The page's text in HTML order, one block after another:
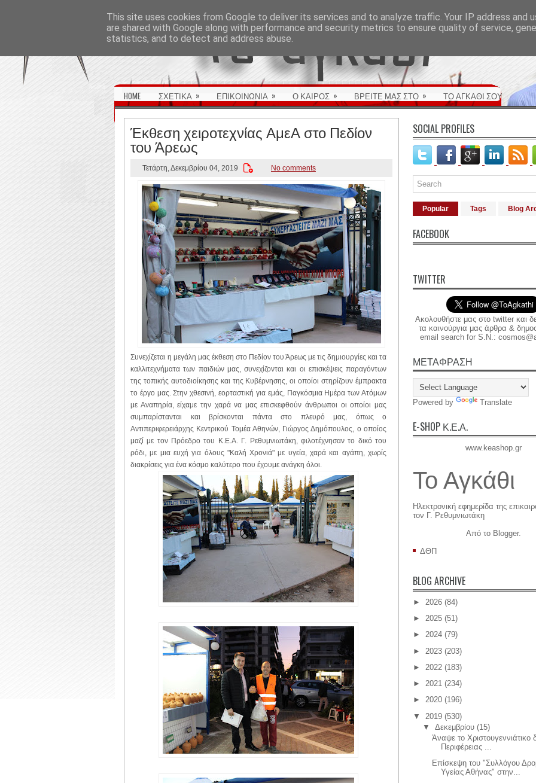
HOME ΣΧΕΤΙΚΑ » ΕΠΙΚΟΙΝΩΝΙΑ » Ο ΚΑΙΡΟΣ » ΒΡΕΙΤΕ ΜΑΣ ΣΤΟ » ΤΟ ΑΓΚΑΘΙ ΣΟΥ
Έκθεση χειροτεχνίας ΑμεΑ στο Πεδίον
του Άρεως
Τετάρτη, Δεκεμβρίου 04, 2019 No comments
Συνεχίζεται η μεγάλη μας έκθεση στο Πεδίον του Άρεως με τις δημιουργίες και τα
καλλιτεχνήματα των παιδιών μας, συνεχίζονται και οι επισκέψεις παραγόντων
της τοπικής αυτοδιοίκησης και της Κυβέρνησης, οι οποίοι στηρίζουν έμπρακτα
το έργο μας. Στην χθεσινή, εορταστική για εμάς, Παγκόσμια Ημέρα των Ατόμων
με Αναπηρία, είχαμε την χαρά να μας επισκεφθούν άνθρωποι οι οποίοι μας
συμπαρίστανται και βρίσκονται πάντα στο πλευρό μας, όπως ο
Αντιπεριφερειάρχης Κεντρικού Τομέα Αθηνών, Γιώργος Δημόπουλος, ο οποίος
μαζί με τον Πρόεδρο του Κ.Ε.Α. Γ. Ρεθυμνιωτάκη, φιλοτέχνησαν το δικό του
ρόδι, με μια ευχή για όλους "Καλή Χρονιά" με υγεία, χαρά και αγάπη, χωρίς
διακρίσεις για ένα κόσμο καλύτερο που έχουμε ανάγκη όλοι.
SOCIAL PROFILES
Popular Tags Blog
FACEBOOK
TWITTER
Ακολουθήστε μας στο twitter και
τα καινούργια μας άρθρα &
email search for S.N.:
ΜΕΤΑΦΡΑΣΗ
Powered by Translate
E-SHOP Κ.Ε.Α.
www.keashop.gr
Το Αγκάθι
Ηλεκτρονική εφημερίδα της
τον Γ. Ρεθυμνιωτάκη
Από το Blogger.
ΔΘΠ
BLOG ARCHIVE
► 2026 (84)
► 2025 (51)
► 2024 (79)
► 2023 (203)
► 2022 (183)
► 2021 (234)
► 2020 (196)
▼
2019 (530)
▼
Δεκεμβρίου (15)
Άναψε το Χριστουγεννιάτικο
Περιφέρειας ...
Επίσκεψη του "Συλλόγου
Υγείας Αθήνας" στην...
This site uses cookies from Google to deliver its services and to analyze traffic. Your IP address and
are shared with Google along with performance and security metrics to ensure quality of service,
statistics, and to detect and address abuse.